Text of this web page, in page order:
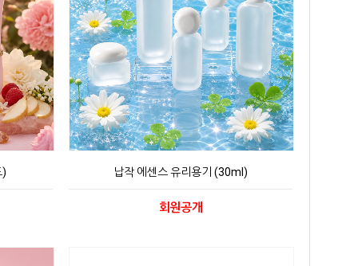
) 납작 에센스 유리용기 (30ml)
회원공개